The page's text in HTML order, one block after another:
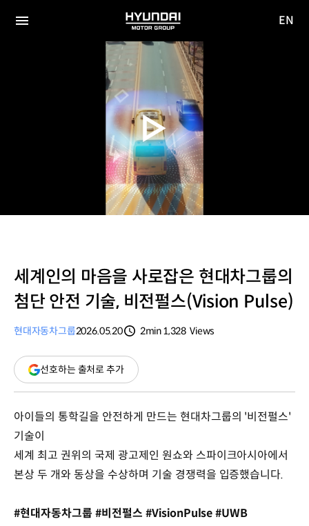
HYUNDAI
MOTOR
GROUP
EN
세계인의 마음을 사로잡은 현대차그룹의
첨단 안전 기술, 비전펄스(Vision Pulse)
현대자동차그룹2026.05.20
2min1,328 Views
선호하는 출처로 추가(새
창
아이들의 통학길을 안전하게 만드는 현대차그룹의 '비전펄스'
기술이
세계 최고 권위의 국제 광고제인 원쇼와 스파이크아시아에서
본상 두 개와 동상을 수상하며 기술 경쟁력을 입증했습니다.
#현대자동차그룹 #비전펄스 #VisionPulse #UWB